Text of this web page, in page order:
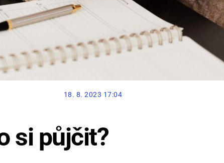
18. 8. 2023 17:04
si půjčit?